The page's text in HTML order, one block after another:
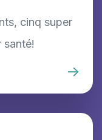
cinq super
santé!